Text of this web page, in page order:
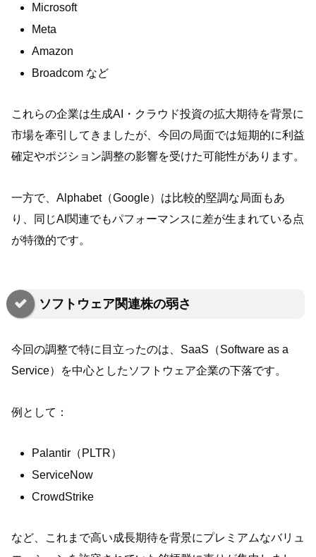
Microsoft
Meta
Amazon
Broadcom など
これらの企業は生成AI・クラウド投資の拡大期待を背景に
市場を牽引してきましたが、今回の局面では短期的に利益
確定やポジション調整の影響を受けた可能性があります。
一方で、Alphabet（Google）は比較的堅調な局面もあ
り、同じAI関連でもパフォーマンスに差が生まれている点
が特徴的です。
ソフトウェア関連株の弱さ
今回の調整で特に目立ったのは、SaaS（Software as a
Service）を中心としたソフトウェア企業の下落です。
例として：
Palantir（PLTR）
ServiceNow
CrowdStrike
など、これまで高い成長期待を背景にプレミアムなバリュ